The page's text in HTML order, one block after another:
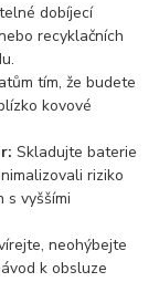
dobíjecí
recyklačních
tím, že budete
kovové
Skladujte baterie
riziko
s vyššími
neohýbejte
k obsluze